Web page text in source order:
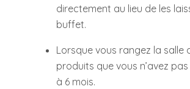
directement au lieu de les
buffet.
Lorsque vous rangez la salle
produits que vous n’avez
à 6 mois.